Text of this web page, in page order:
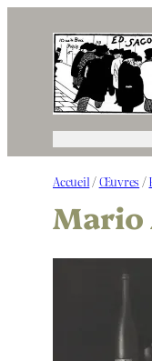
contenu
Accueil /Œuvres /
Mario